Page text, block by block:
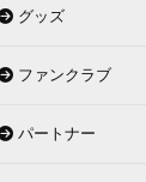
グッズ
ファンクラブ
パートナー